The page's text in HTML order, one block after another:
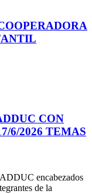
CON
6/2026 TEMAS
encabezados
de la